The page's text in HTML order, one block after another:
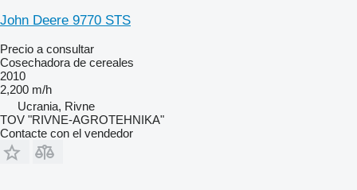
John Deere 9770 STS
Precio a consultar
Cosechadora de cereales
2010
2,200 m/h
Ucrania, Rivne
TOV "RIVNE-AGROTEHNIKA"
Contacte con el vendedor